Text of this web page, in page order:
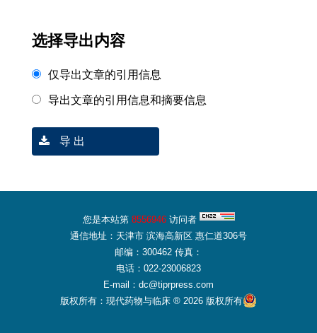
选择导出内容
仅导出文章的引用信息
导出文章的引用信息和摘要信息
导 出
您是本站第 8556946访问者
通信地址：天津市 滨海高新区 惠仁道306号
邮编：300462 传真：
电话：022-23006823
E-mail：dc@tiprpress.com
版权所有：现代药物与临床 ® 2026 版权所有